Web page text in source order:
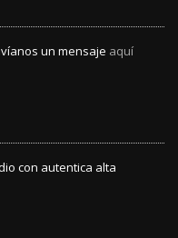
un mensaje aquí
con autentica alta